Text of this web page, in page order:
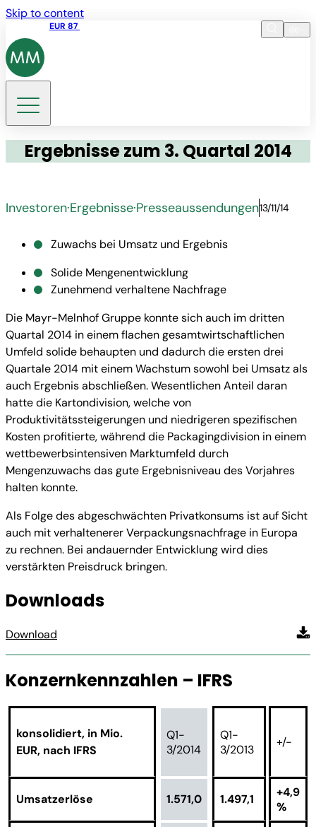
Skip to content
EUR 87
Ergebnisse zum 3. Quartal 2014
Investoren·Ergebnisse·Presseaussendungen13/11/14
Zuwachs bei Umsatz und Ergebnis
Solide Mengenentwicklung
Zunehmend verhaltene Nachfrage
Die Mayr-Melnhof Gruppe konnte sich auch im dritten
Quartal 2014 in einem flachen gesamtwirtschaftlichen
Umfeld solide behaupten und dadurch die ersten drei
Quartale 2014 mit einem Wachstum sowohl bei Umsatz als
auch Ergebnis abschließen. Wesentlichen Anteil daran
hatte die Kartondivision, welche von
Produktivitätssteigerungen und niedrigeren spezifischen
Kosten profitierte, während die Packagingdivision in einem
wettbewerbsintensiven Marktumfeld durch
Mengenzuwachs das gute Ergebnisniveau des Vorjahres
halten konnte.
Als Folge des abgeschwächten Privatkonsums ist auf Sicht
auch mit verhaltenerer Verpackungsnachfrage in Europa
zu rechnen. Bei andauernder Entwicklung wird dies
verstärkten Preisdruck bringen.
Downloads
Download
Konzernkennzahlen – IFRS
konsolidiert, in Mio.
EUR, nach IFRS
Q1-
3/2014
Q1-
3/2013
+/-
Umsatzerlöse 1.571,0 1.497,1
+4,9
%